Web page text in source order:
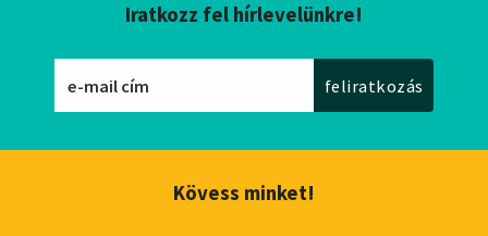
Iratkozz fel hírlevelünkre!
Kövess minket!